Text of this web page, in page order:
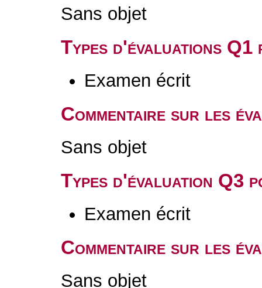
Sans objet
Types d'évaluations
Examen écrit
Commentaire sur les
Sans objet
Types d'évaluation Q3
Examen écrit
Commentaire sur les
Sans objet